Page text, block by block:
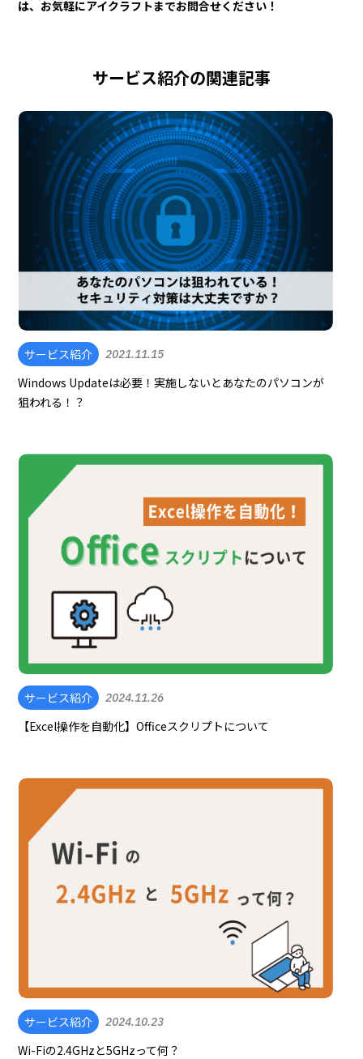
は、お気軽にアイクラフトまでお問合せください！
サービス紹介の関連記事
サービス紹介 2021.11.15
Windows Updateは必要！実施しないとあなたのパソコンが
狙われる！？
サービス紹介 2024.11.26
【Excel操作を自動化】Officeスクリプトについて
サービス紹介 2024.10.23
Wi-Fiの2.4GHzと5GHzって何？